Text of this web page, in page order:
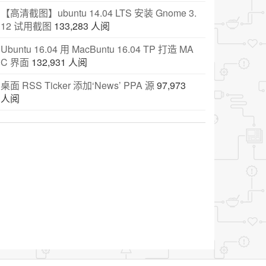
【高清截图】ubuntu 14.04 LTS 安装 Gnome 3.
12 试用截图 133,283 人阅
Ubuntu 16.04 用 MacBuntu 16.04 TP 打造 MA
C 界面 132,931 人阅
桌面 RSS Ticker 添加‘News’ PPA 源97,973
人阅